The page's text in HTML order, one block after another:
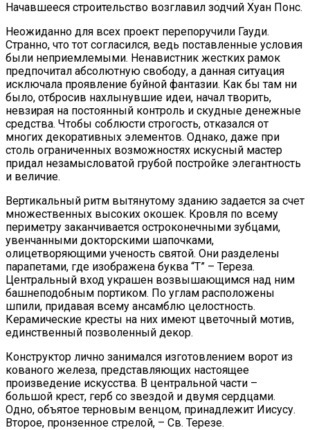
Начавшееся строительство возглавил зодчий Хуан Понс.
Неожиданно для всех проект перепоручили Гауди.
Странно, что тот согласился, ведь поставленные условия
были неприемлемыми. Ненавистник жестких рамок
предпочитал абсолютную свободу, а данная ситуация
исключала проявление буйной фантазии. Как бы там ни
было, отбросив нахлынувшие идеи, начал творить,
невзирая на постоянный контроль и скудные денежные
средства. Чтобы соблюсти строгость, отказался от
многих декоративных элементов. Однако, даже при
столь ограниченных возможностях искусный мастер
придал незамысловатой грубой постройке элегантность
и величие.
Вертикальный ритм вытянутому зданию задается за счет
множественных высоких окошек. Кровля по всему
периметру заканчивается остроконечными зубцами,
увенчанными докторскими шапочками,
олицетворяющими ученость святой. Они разделены
парапетами, где изображена буква “Т” – Тереза.
Центральный вход украшен возвышающимся над ним
башнеподобным портиком. По углам расположены
шпили, придавая всему ансамблю целостность.
Керамические кресты на них имеют цветочный мотив,
единственный позволенный декор.
Конструктор лично занимался изготовлением ворот из
кованого железа, представляющих настоящее
произведение искусства. В центральной части –
большой крест, герб со звездой и двумя сердцами.
Одно, объятое терновым венцом, принадлежит Иисусу.
Второе, пронзенное стрелой, – Св. Терезе.